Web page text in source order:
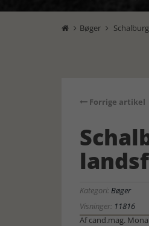
 Bøger 
Forrige artikel
Kategori:Bøger
Visninger: 11816
Af cand.mag.